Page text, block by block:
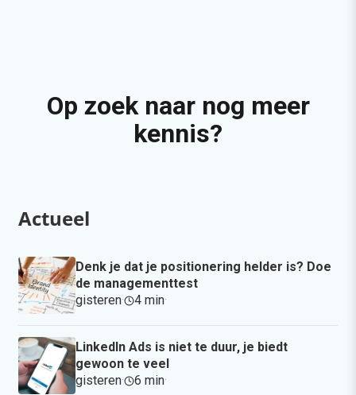
Op zoek naar nog meer
kennis?
Actueel
Denk je dat je positionering helder is? Doe
de managementtest
gisteren· 4 min·
LinkedIn Ads is niet te duur, je biedt
gewoon te veel
gisteren· 6 min·